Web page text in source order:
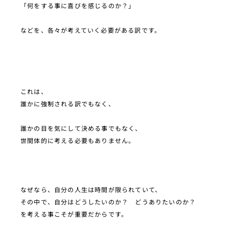
「何をする事に喜びを感じるのか？」
などを、各々が考えていく必要がある訳です。
これは、
誰かに強制される訳でもなく、
誰かの目を気にして決める事でもなく、
世間体的に考える必要もありません。
なぜなら、自分の人生は時間が限られていて、
その中で、自分はどうしたいのか？ どうありたいのか？
を考える事こそが重要だからです。